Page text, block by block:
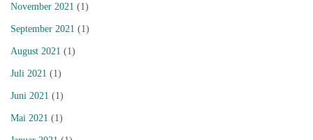
November 2021 (1)
September 2021 (1)
August 2021 (1)
Juli 2021 (1)
Juni 2021 (1)
Mai 2021 (1)